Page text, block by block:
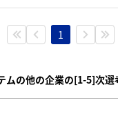
1
ムの他の企業の[1-5]次選